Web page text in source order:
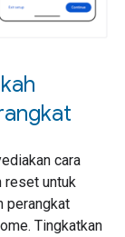
cara
reset untuk
perangkat
Tingkatkan